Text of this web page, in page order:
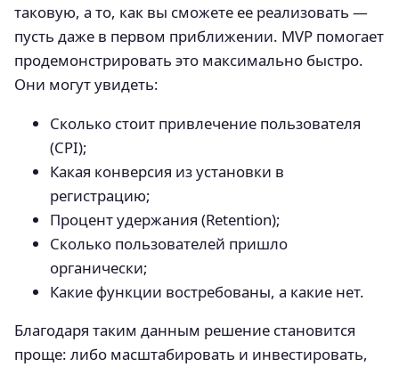
таковую, а то, как вы сможете ее реализовать —
пусть даже в первом приближении. MVP помогает
продемонстрировать это максимально быстро.
Они могут увидеть:
Сколько стоит привлечение пользователя
(CPI);
Какая конверсия из установки в
регистрацию;
Процент удержания (Retention);
Сколько пользователей пришло
органически;
Какие функции востребованы, а какие нет.
Благодаря таким данным решение становится
проще: либо масштабировать и инвестировать,